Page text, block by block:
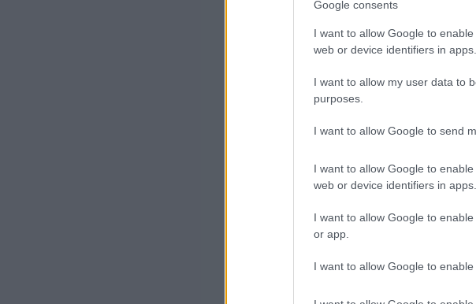
Google consents
I want to allow Google to
web or device identifiers in apps.
I want to allow my user data to
purposes.
I want to allow Google to send
I want to allow Google to
web or device identifiers in apps.
I want to allow Google to
or app.
I want to allow Google to